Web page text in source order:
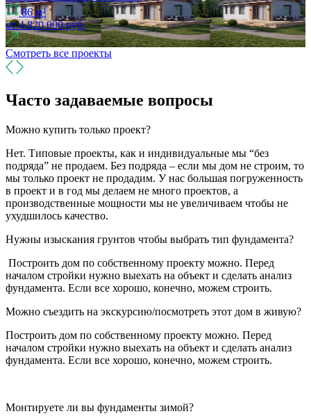
86 м²
от4 820 000руб.
Смотреть все проекты
Часто задаваемые вопросы
Можно купить только проект?
Нет. Типовые проекты, как и индивидуальные мы “без
подряда” не продаем. Без подряда – если мы дом не строим, то
мы только проект не продадим. У нас большая погруженность
в проект и в год мы делаем не много проектов, а
производственные мощности мы не увеличиваем чтобы не
ухудшилось качество.
Нужны изыскания грунтов чтобы выбрать тип фундамента?
Построить дом по собственному проекту можно. Перед
началом стройки нужно выехать на объект и сделать анализ
фундамента. Если все хорошо, конечно, можем строить.
Можно съездить на экскурсию/посмотреть этот дом в живую?
Построить дом по собственному проекту можно. Перед
началом стройки нужно выехать на объект и сделать анализ
фундамента. Если все хорошо, конечно, можем строить.
Монтируете ли вы фундаменты зимой?